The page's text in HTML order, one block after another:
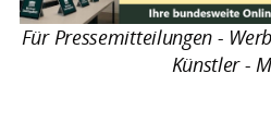
Für Pressemitteilungen -
Künstler -